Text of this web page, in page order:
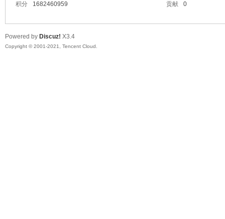
积分
1682460959 贡献 0
Powered by Discuz! X3.4
Copyright © 2001-2021, Tencent Cloud.